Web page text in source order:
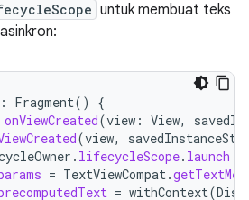
untuk membuat teks
: Fragment()
{
onViewCreated(view : View,
(view,
. lifecycleScope. launch
= TextViewCompat.
= withContext(